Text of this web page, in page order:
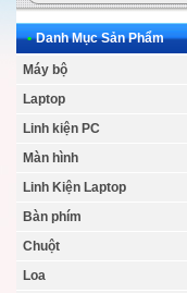
• Danh Mục Sản Phẩm
Máy bộ
Laptop
Linh kiện PC
Màn hình
Linh Kiện Laptop
Bàn phím
Chuột
Loa